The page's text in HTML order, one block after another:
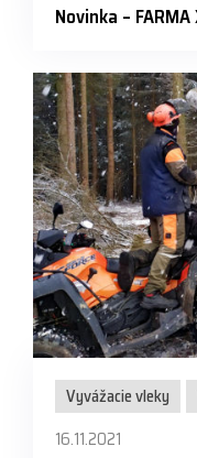
Novinka – FARMA
Vyvážacie vleky
16.11.2021